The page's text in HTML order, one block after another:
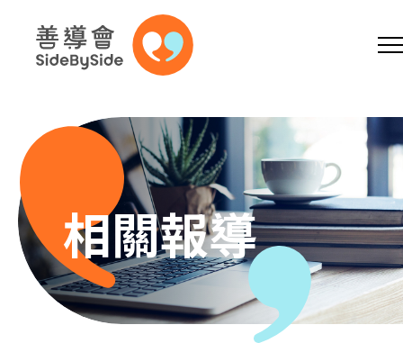
跳到內容（按回車鍵）
A A A EN
主頁
相關報導